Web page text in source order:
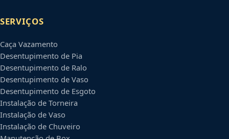
SERVIÇOS
Caça Vazamento
Desentupimento de Pia
Desentupimento de Ralo
Desentupimento de Vaso
Desentupimento de Esgoto
Instalação de Torneira
Instalação de Vaso
Instalação de Chuveiro